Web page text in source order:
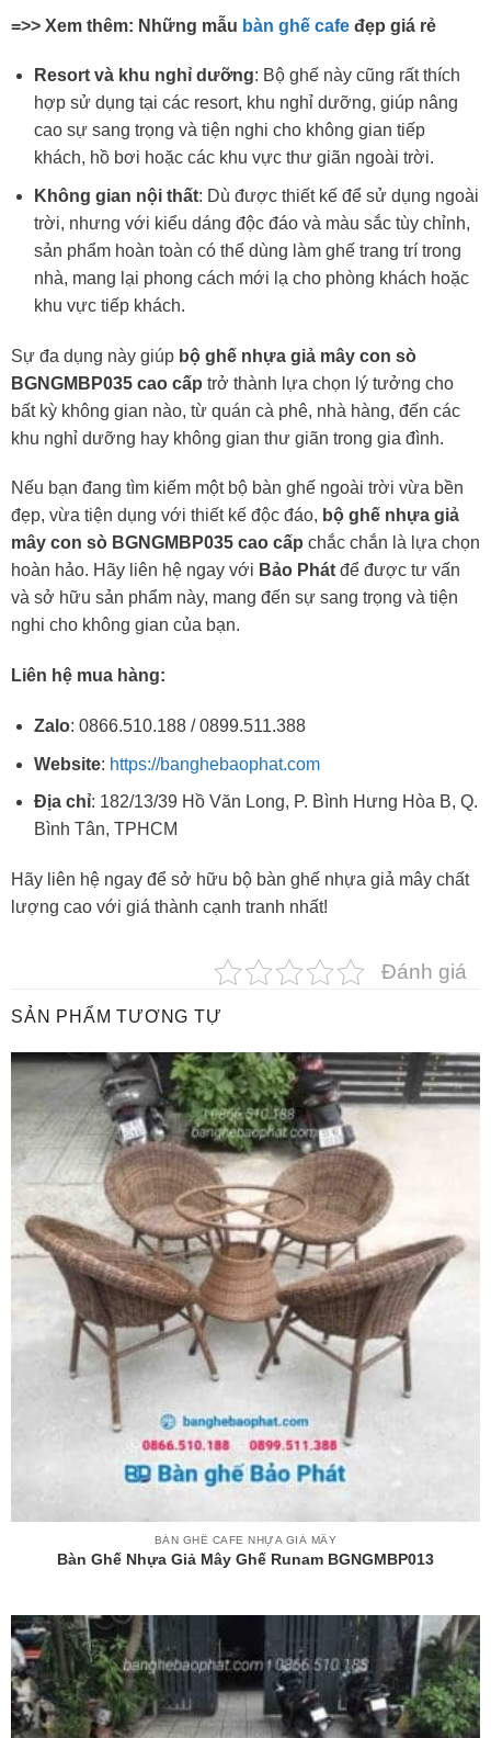
=>> Xem thêm: Những mẫu bàn ghế cafe đẹp giá rẻ
Resort và khu nghỉ dưỡng: Bộ ghế này cũng rất thích
hợp sử dụng tại các resort, khu nghỉ dưỡng, giúp nâng
cao sự sang trọng và tiện nghi cho không gian tiếp
khách, hồ bơi hoặc các khu vực thư giãn ngoài trời.
Không gian nội thất: Dù được thiết kế để sử dụng ngoài
trời, nhưng với kiểu dáng độc đáo và màu sắc tùy chỉnh,
sản phẩm hoàn toàn có thể dùng làm ghế trang trí trong
nhà, mang lại phong cách mới lạ cho phòng khách hoặc
khu vực tiếp khách.
Sự đa dụng này giúp bộ ghế nhựa giả mây con sò
BGNGMBP035 cao cấp trở thành lựa chọn lý tưởng cho
bất kỳ không gian nào, từ quán cà phê, nhà hàng, đến các
khu nghỉ dưỡng hay không gian thư giãn trong gia đình.
Nếu bạn đang tìm kiếm một bộ bàn ghế ngoài trời vừa bền
đẹp, vừa tiện dụng với thiết kế độc đáo, bộ ghế nhựa giả
mây con sò BGNGMBP035 cao cấp chắc chắn là lựa chọn
hoàn hảo. Hãy liên hệ ngay với Bảo Phát để được tư vấn
và sở hữu sản phẩm này, mang đến sự sang trọng và tiện
nghi cho không gian của bạn.
Liên hệ mua hàng:
Zalo: 0866.510.188 / 0899.511.388
Website: https://banghebaophat.com
Địa chỉ: 182/13/39 Hồ Văn Long, P. Bình Hưng Hòa B, Q.
Bình Tân, TPHCM
Hãy liên hệ ngay để sở hữu bộ bàn ghế nhựa giả mây chất
lượng cao với giá thành cạnh tranh nhất!
Đánh giá
SẢN PHẨM TƯƠNG TỰ
BÀN GHẾ CAFE NHỰA GIẢ MÂY
Bàn Ghế Nhựa Giả Mây Ghế Runam BGNGMBP013